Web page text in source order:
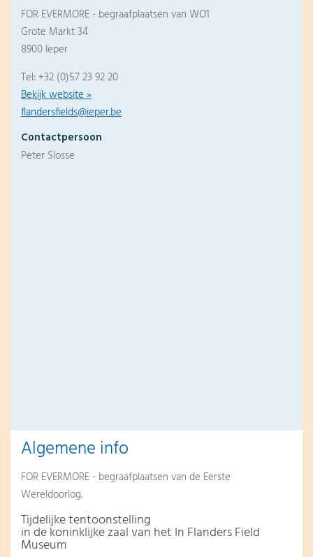
FOR EVERMORE - begraafplaatsen van WO1
Grote Markt 34
8900 Ieper
Tel: +32 (0)57 23 92 20
Bekijk website »
flandersfields@ieper.be
Contactpersoon
Peter Slosse
Algemene info
FOR EVERMORE - begraafplaatsen van de Eerste
Wereldoorlog.
Tijdelijke tentoonstelling
in de koninklijke zaal van het In Flanders Field
Museum